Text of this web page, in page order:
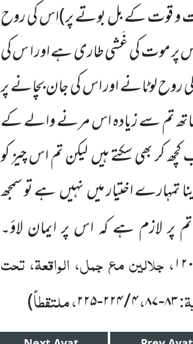
و قوت کے بل بوتے پر)اس کی روح
پر موت کی غَشی طاری ہے اور ا س کی
لوٹانے اور اس کی جان بچانے پر
تم سے زیادہ اس مرنے والے کے
کر بھی سکتے ہیںلیکن تم اس چیز کو
تمہارے اختیار میںنہیںہے تو سمجھ
پر لازم ہے کہ اس پر ایمان لاؤ۔
، جلالین مع جمل، الواقعۃ، تحت
۸۳-۸۷،۴/۲۲۴-۲۲۵، ملتقطاً)